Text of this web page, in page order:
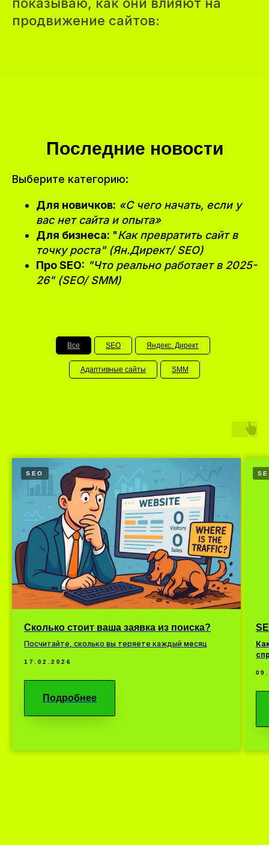
продвижение сайтов:
Последние новости
Выберите категорию:
Для новичков: «С чего начать, если у
вас нет сайта и опыта»
Для бизнеса: "Как превратить сайт в
точку роста" (Ян.Директ/ SEO)
Про SEO: "Что реально работает в 2025-
26" (SEO/ SMM)
Все SEO Яндекс. Директ
Адаптивные сайты SMM
SEO
Сколько стоит ваша заявка из поиска?
Посчитайте, сколько вы теряете каждый месяц
17.02.2026
Подробнее